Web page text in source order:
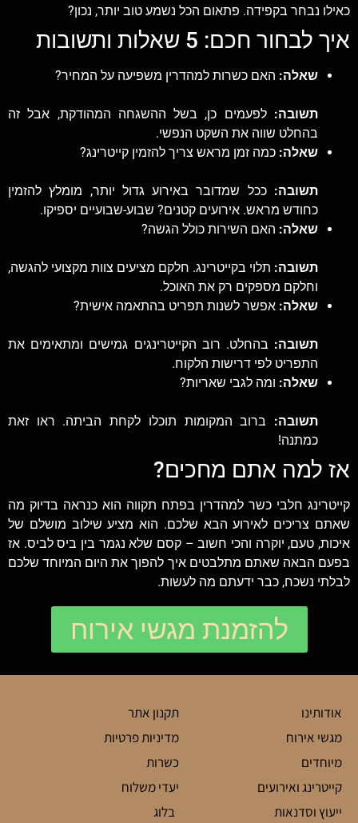
כאילו נבחר בקפידה. פתאום הכל נשמע טוב יותר, נכון?
איך לבחור חכם: 5 שאלות ותשובות
שאלה: האם כשרות למהדרין משפיעה על המחיר?
תשובה: לפעמים כן, בשל ההשגחה המהודקת, אבל זה
בהחלט שווה את השקט הנפשי.
שאלה: כמה זמן מראש צריך להזמין קייטרינג?
תשובה: ככל שמדובר באירוע גדול יותר, מומלץ להזמין
כחודש מראש. אירועים קטנים? שבוע-שבועיים יספיקו.
שאלה: האם השירות כולל הגשה?
תשובה: תלוי בקייטרינג. חלקם מציעים צוות מקצועי להגשה,
וחלקם מספקים רק את האוכל.
שאלה: אפשר לשנות תפריט בהתאמה אישית?
תשובה: בהחלט. רוב הקייטרינגים גמישים ומתאימים את
התפריט לפי דרישות הלקוח.
שאלה: ומה לגבי שאריות?
תשובה: ברוב המקומות תוכלו לקחת הביתה. ראו זאת
כמתנה!
אז למה אתם מחכים?
קייטרינג חלבי כשר למהדרין בפתח תקווה הוא כנראה בדיוק מה
שאתם צריכים לאירוע הבא שלכם. הוא מציע שילוב מושלם של
איכות, טעם, יוקרה והכי חשוב – קסם שלא נגמר בין ביס לביס. אז
בפעם הבאה שאתם מתלבטים איך להפוך את היום המיוחד שלכם
לבלתי נשכח, כבר ידעתם מה לעשות.
להזמנת מגשי אירוח
אודותינו
מגשי אירוח
מיוחדים
קייטרינג ואירועים
ייעוץ וסדנאות
תקנון אתר
מדיניות פרטיות
כשרות
יעדי משלוח
בלוג